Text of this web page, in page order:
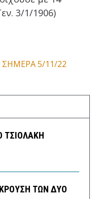
3/1/1906)
5/11/22
ΤΣΙΟΛΑΚΗ
ΤΩΝ ΔΥΟ